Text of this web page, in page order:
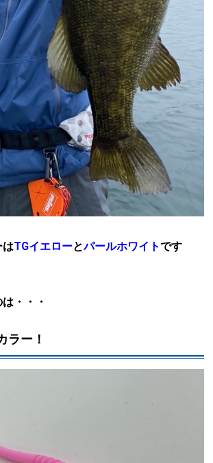
はTGイエローとパールホワイトです
・・・
ラー！